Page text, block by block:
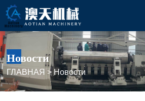
Новости
ГЛАВНАЯ > Новости